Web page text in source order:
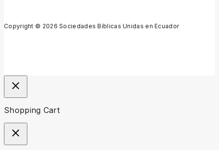
Copyright © 2026 Sociedades Bíblicas Unidas en Ecuador
Shopping Cart